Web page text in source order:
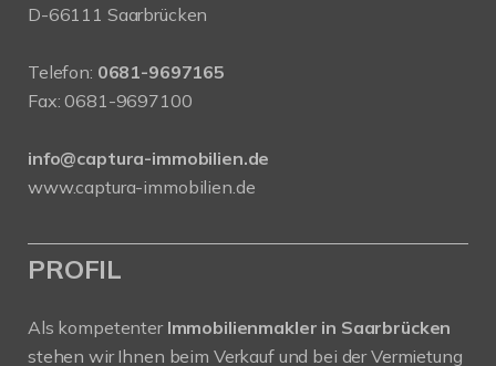
D-66111 Saarbrücken
Telefon: 0681-9697165
Fax: 0681-9697100
info@captura-immobilien.de
www.captura-immobilien.de
PROFIL
Als kompetenter Immobilienmakler in Saarbrücken
stehen wir Ihnen beim Verkauf und bei der Vermietung